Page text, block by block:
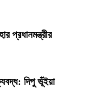
প্রধানমন্ত্রীর
দিপু ভূঁইয়া